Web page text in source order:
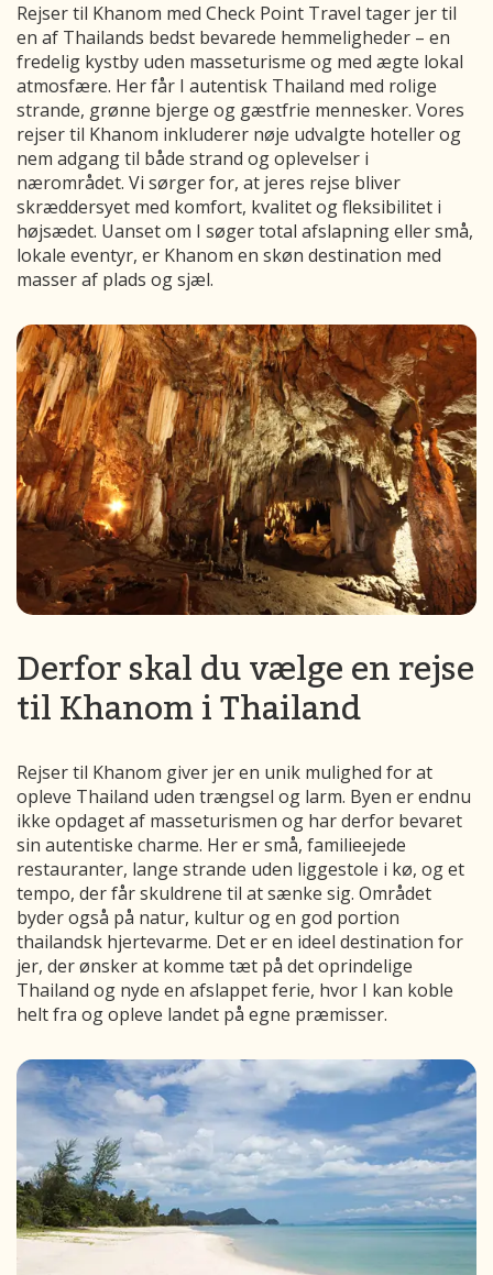
Rejser til Khanom med Check Point Travel tager jer til
en af Thailands bedst bevarede hemmeligheder – en
fredelig kystby uden masseturisme og med ægte lokal
atmosfære. Her får I autentisk Thailand med rolige
strande, grønne bjerge og gæstfrie mennesker. Vores
rejser til Khanom inkluderer nøje udvalgte hoteller og
nem adgang til både strand og oplevelser i
nærområdet. Vi sørger for, at jeres rejse bliver
skræddersyet med komfort, kvalitet og fleksibilitet i
højsædet. Uanset om I søger total afslapning eller små,
lokale eventyr, er Khanom en skøn destination med
masser af plads og sjæl.
Derfor skal du vælge en rejse
til Khanom i Thailand
Rejser til Khanom giver jer en unik mulighed for at
opleve Thailand uden trængsel og larm. Byen er endnu
ikke opdaget af masseturismen og har derfor bevaret
sin autentiske charme. Her er små, familieejede
restauranter, lange strande uden liggestole i kø, og et
tempo, der får skuldrene til at sænke sig. Området
byder også på natur, kultur og en god portion
thailandsk hjertevarme. Det er en ideel destination for
jer, der ønsker at komme tæt på det oprindelige
Thailand og nyde en afslappet ferie, hvor I kan koble
helt fra og opleve landet på egne præmisser.